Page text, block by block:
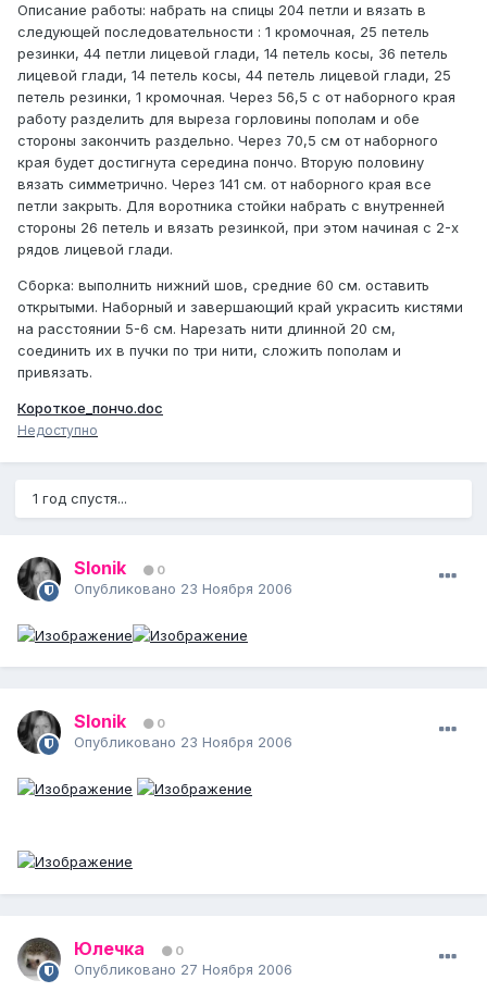
Описание работы: набрать на спицы 204 петли и вязать в
следующей последовательности : 1 кромочная, 25 петель
резинки, 44 петли лицевой глади, 14 петель косы, 36 петель
лицевой глади, 14 петель косы, 44 петель лицевой глади, 25
петель резинки, 1 кромочная. Через 56,5 с от наборного края
работу разделить для выреза горловины пополам и обе
стороны закончить раздельно. Через 70,5 см от наборного
края будет достигнута середина пончо. Вторую половину
вязать симметрично. Через 141 см. от наборного края все
петли закрыть. Для воротника стойки набрать с внутренней
стороны 26 петель и вязать резинкой, при этом начиная с 2-х
рядов лицевой глади.
Сборка: выполнить нижний шов, средние 60 см. оставить
открытыми. Наборный и завершающий край украсить кистями
на расстоянии 5-6 см. Нарезать нити длинной 20 см,
соединить их в пучки по три нити, сложить пополам и
привязать.
Короткое_пончо.doc
Недоступно
1 год спустя...
Slonik 0
Опубликовано 23 Ноября 2006
Slonik 0
Опубликовано 23 Ноября 2006
Юлечка 0
Опубликовано 27 Ноября 2006